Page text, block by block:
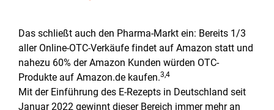
Das schließt auch den Pharma-Markt ein: Bereits 1/3
aller Online-OTC-Verkäufe findet auf Amazon statt und
nahezu 60% der Amazon Kunden würden OTC-
Produkte auf Amazon.de kaufen.3,4
Mit der Einführung des E-Rezepts in Deutschland seit
Januar 2022 gewinnt dieser Bereich immer mehr an